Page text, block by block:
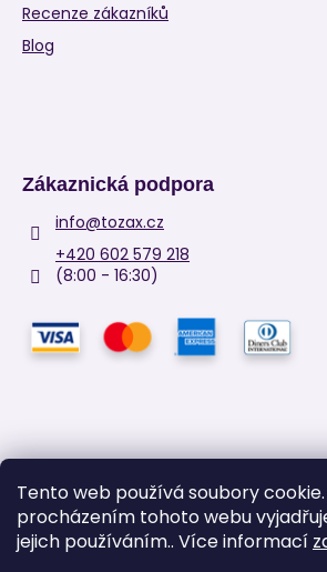
Tento web používá soubory
procházením tohoto webu
jejich používáním.. Více informací
Recenze zákazníků
Blog
Zákaznická podpora
info@tozax.cz
+420 602 579 218
(8:00 - 16:30)
Facebook